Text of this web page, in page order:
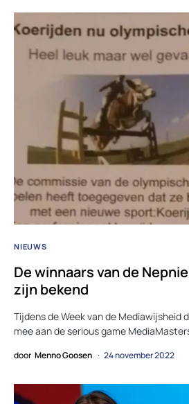
NIEUWS
De winnaars van de
zijn bekend
Tijdens de Week van de Mediawijsheid
mee aan de serious game
door Menno Goosen 24 november 2022